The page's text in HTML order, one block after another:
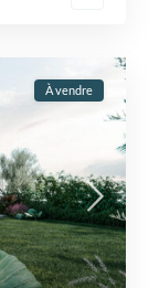
À vendre